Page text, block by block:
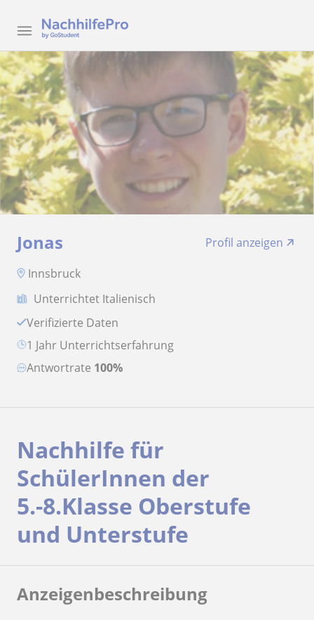
Jonas
Profil anzeigen
Innsbruck
Unterrichtet Italienisch
Verifizierte Daten
1 Jahr Unterrichtserfahrung
Antwortrate 100%
Nachhilfe für
SchülerInnen der
5.-8.Klasse Oberstufe
und Unterstufe
Anzeigenbeschreibung